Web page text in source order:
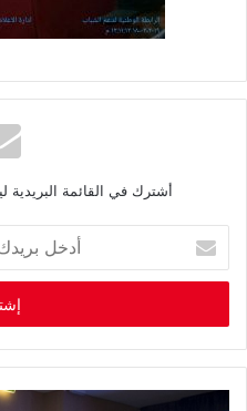
أشترك في القائمة
خ
ب
ر